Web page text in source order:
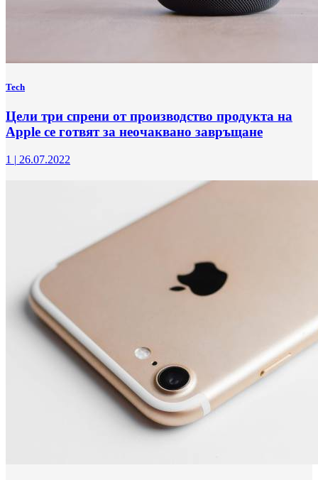
Tech
Цели три спрени от производство продукта на
Apple се готвят за неочаквано завръщане
1 | 26.07.2022